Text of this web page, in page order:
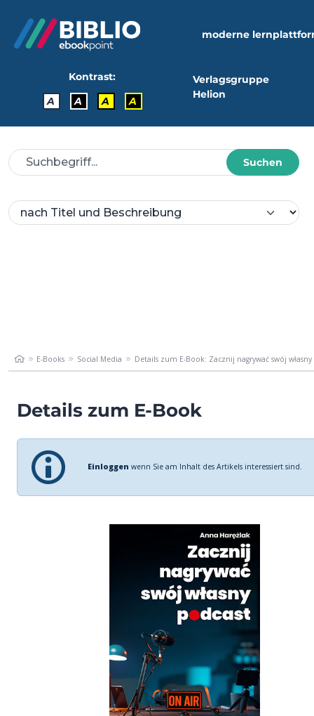
moderne
Kontrast:
A
A A A
Verlagsgruppe
Helion
Suchen
E-Books Social Media Details zum E-Book: Zacznij nagrywać swój
Details zum E-Book
Einloggen wenn Sie am Inhalt des Artikels interessiert sind.